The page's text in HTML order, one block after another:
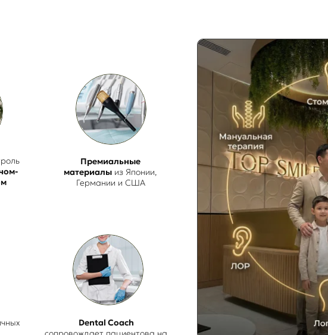
Dental Coach
Премиальные
материалы из Японии,
Германии и США